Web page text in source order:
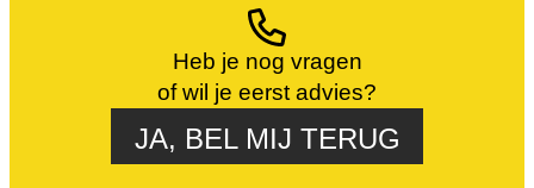
Heb je nog vragen
of wil je eerst advies?
JA, BEL MIJ TERUG